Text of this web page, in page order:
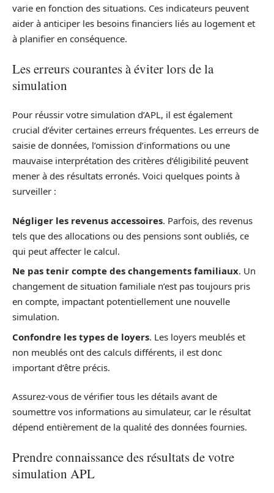
varie en fonction des situations. Ces indicateurs peuvent
aider à anticiper les besoins financiers liés au logement et
à planifier en conséquence.
Les erreurs courantes à éviter lors de la
simulation
Pour réussir votre simulation d’APL, il est également
crucial d’éviter certaines erreurs fréquentes. Les erreurs de
saisie de données, l’omission d’informations ou une
mauvaise interprétation des critères d’éligibilité peuvent
mener à des résultats erronés. Voici quelques points à
surveiller :
Négliger les revenus accessoires. Parfois, des revenus
tels que des allocations ou des pensions sont oubliés, ce
qui peut affecter le calcul.
Ne pas tenir compte des changements familiaux. Un
changement de situation familiale n’est pas toujours pris
en compte, impactant potentiellement une nouvelle
simulation.
Confondre les types de loyers. Les loyers meublés et
non meublés ont des calculs différents, il est donc
important d’être précis.
Assurez-vous de vérifier tous les détails avant de
soumettre vos informations au simulateur, car le résultat
dépend entièrement de la qualité des données fournies.
Prendre connaissance des résultats de votre
simulation APL